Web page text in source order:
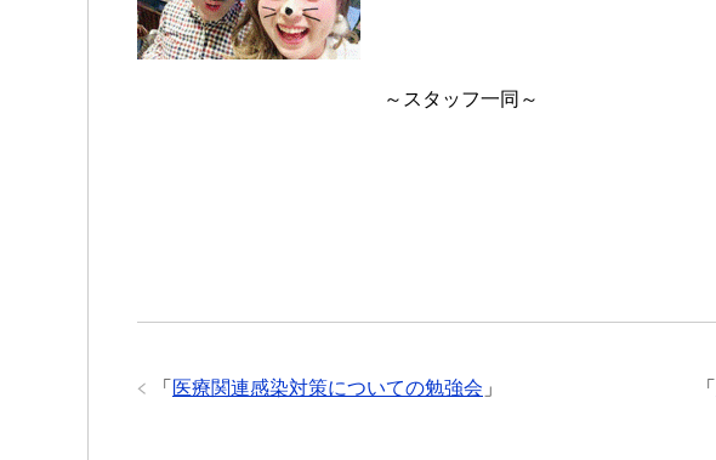
～スタッフ一同～
「
「 医療関連感染対策についての勉強会 」